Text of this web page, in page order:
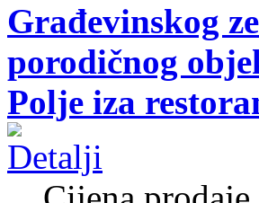
Građevinskog
porodičnog
Polje iza